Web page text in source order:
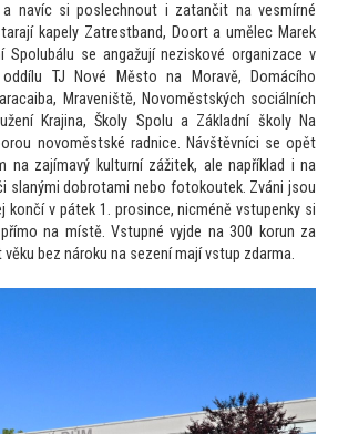
navíc si poslechnout i zatančit na vesmírné
kapely Zatrestband, Doort a umělec Marek
se angažují neziskové organizace v
TJ Nové Město na Moravě, Domácího
Mraveniště, Novoměstských sociálních
Krajina, Školy Spolu a Základní školy Na
novoměstské radnice. Návštěvníci se opět
na zajímavý kulturní zážitek, ale například i na
slanými dobrotami nebo fotokoutek. Zváni jsou
končí v pátek 1. prosince, nicméně vstupenky si
na místě. Vstupné vyjde na 300 korun za
bez nároku na sezení mají vstup zdarma.